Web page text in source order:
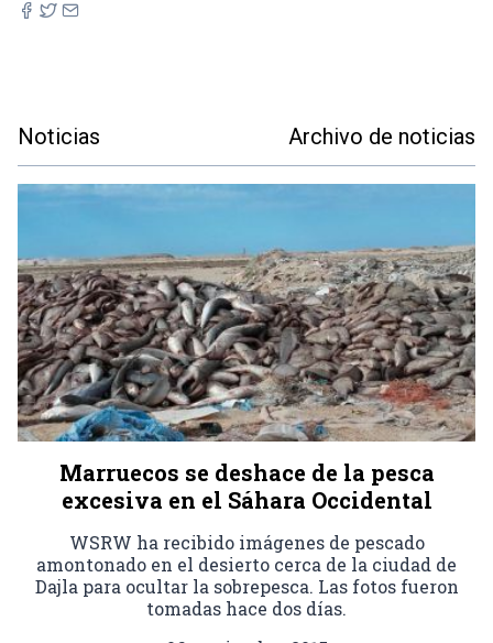
Noticias Archivo de noticias
Marruecos se deshace de la pesca
excesiva en el Sáhara Occidental
WSRW ha recibido imágenes de pescado
amontonado en el desierto cerca de la ciudad de
Dajla para ocultar la sobrepesca. Las fotos fueron
tomadas hace dos días.